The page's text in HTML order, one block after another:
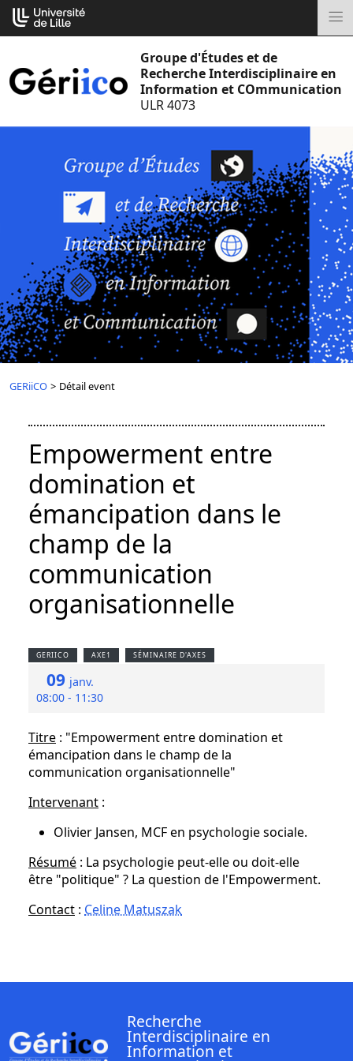
Aller
au
Groupe d'Études et de
Recherche Interdisciplinaire en
Information et COmmunication
ULR 4073
GERiiCO > Détail event
Empowerment entre
domination et
émancipation dans le
champ de la
communication
organisationnelle
GERIICO AXE1 SÉMINAIRE D'AXES
09 janv.
08:00 - 11:30
Titre : "Empowerment entre domination et
émancipation dans le champ de la
communication organisationnelle"
Intervenant :
Olivier Jansen, MCF en psychologie sociale.
Résumé : La psychologie peut-elle ou doit-elle
être "politique" ? La question de l'Empowerment.
Contact : Celine Matuszak
Recherche
Interdisciplinaire en
Information et
Cookies management panel